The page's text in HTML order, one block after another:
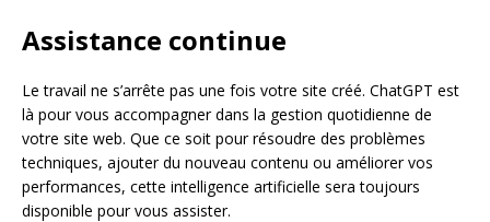
Assistance continue
Le travail ne s’arrête pas une fois votre site créé. ChatGPT est
là pour vous accompagner dans la gestion quotidienne de
votre site web. Que ce soit pour résoudre des problèmes
techniques, ajouter du nouveau contenu ou améliorer vos
performances, cette intelligence artificielle sera toujours
disponible pour vous assister.